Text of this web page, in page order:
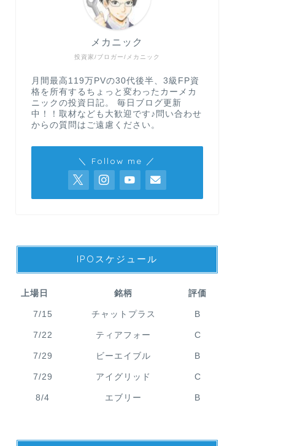
投資家/ブロガー/メカニック
メカニック
月間最高119万PVの30代後半、3級FP資
格を所有するちょっと変わったカーメカ
ニックの投資日記。 毎日ブログ更新
中！！取材なども大歓迎です♪問い合わせ
からの質問はご遠慮ください。
＼ Follow me ／
IPOスケジュール
上場日 銘柄 評価
7/15 チャットプラス B
7/22 ティアフォー C
7/29 ビーエイブル B
7/29 アイグリッド C
8/4 エブリー B